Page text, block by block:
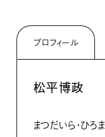
プロフィール
松平博政
まつだいら・ひろ